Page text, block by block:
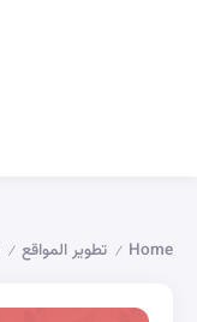
Home
/ تطوير المواقع /